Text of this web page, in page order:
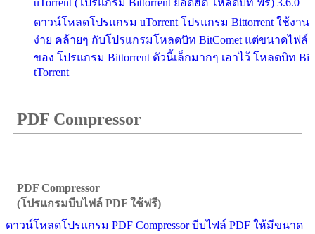
uTorrent (โปรแกรม Bittorrent ยอดฮิต โหลดบิท ฟรี) 3.6.0
ดาวน์โหลดโปรแกรม uTorrent โปรแกรม Bittorrent ใช้งาน
ง่าย คล้ายๆ กับโปรแกรมโหลดบิท BitComet แต่ขนาดไฟล์
ของ โปรแกรม Bittorrent ตัวนี้เล็กมากๆ เอาไว้ โหลดบิท Bi
tTorrent
PDF Compressor
PDF Compressor
(โปรแกรมบีบไฟล์ PDF ใช้ฟรี)
ดาวน์โหลดโปรแกรม PDF Compressor บีบไฟล์ PDF ให้มีขนาด